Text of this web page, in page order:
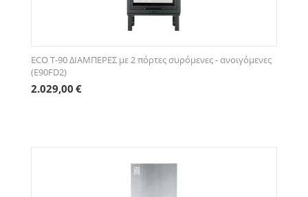
ECO Τ-90 ΔΙΑΜΠΕΡΕΣ με 2 πόρτες συρόμενες - ανοιγόμενες
(E90FD2)
2.029,00 €